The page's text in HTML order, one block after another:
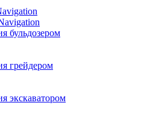
бульдозером
грейдером
экскаватором